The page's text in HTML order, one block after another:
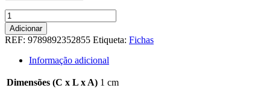
Quantidade
de
FICHAS
CEST
COOL
8ºANO
FRANCES
Adicionar
REF: 9789892352855 Etiqueta: Fichas
Informação adicional
Dimensões (C x L x A) 1 cm